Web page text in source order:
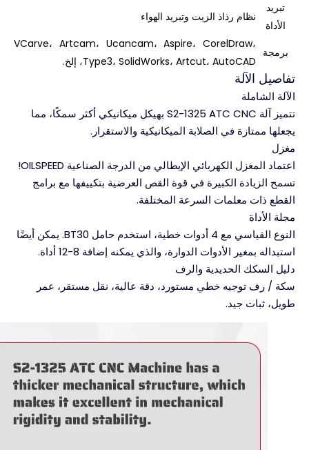
تبريد
الأداة
نظام رذاذ الزيت وتبريد الهواء
برمجة
VCarve، Artcam، Ucancam، Aspire، CorelDraw،
Type3، SolidWorks، Artcut، AutoCAD، إلخ.
تفاصيل الآلة
الآلة الشاملة
تتميز آلة S2-1325 ATC CNC بهيكل ميكانيكي أكثر سمكًا، مما
يجعلها ممتازة في الصلابة الميكانيكية والاستقرار.
مغزل
اعتماد المغزل الكهربائي الإيطالي من الدرجة الصناعية OILSPEED!
تسمح الزيادة الكبيرة في قوة القص العرضية بتكييفها مع برامج
القطع ذات معلمات السرعة المختلفة.
مجلة الأداة
النوع القياسي مع 4 أدوات خطية، استخدم حامل BT30. يمكن أيضًا
استبداله بمغير الأدوات الدوارة، والذي يمكنه إضافة 8-12 أداة.
دليل السكك الحديدية والرف
سكة / رف توجيه خطي مستورد، دقة عالية، نقل مستقر، عمر
طويل، ثبات جيد.